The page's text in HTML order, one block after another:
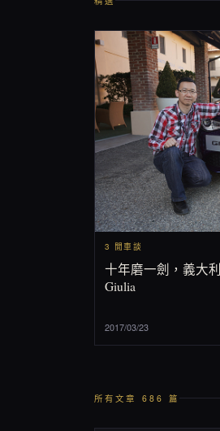
3 閒車談
十年磨一劍，義大
Giulia
2017/03/23
所有文章 686 篇